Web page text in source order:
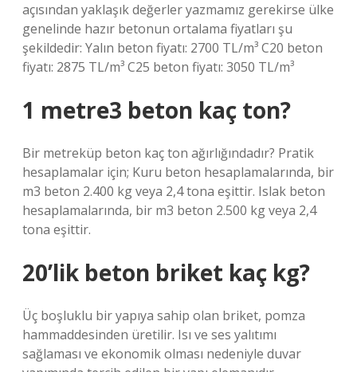
açısından yaklaşık değerler yazmamız gerekirse ülke
genelinde hazır betonun ortalama fiyatları şu
şekildedir: Yalın beton fiyatı: 2700 TL/m³ C20 beton
fiyatı: 2875 TL/m³ C25 beton fiyatı: 3050 TL/m³
1 metre3 beton kaç ton?
Bir metreküp beton kaç ton ağırlığındadır? Pratik
hesaplamalar için; Kuru beton hesaplamalarında, bir
m3 beton 2.400 kg veya 2,4 tona eşittir. Islak beton
hesaplamalarında, bir m3 beton 2.500 kg veya 2,4
tona eşittir.
20’lik beton briket kaç kg?
Üç boşluklu bir yapıya sahip olan briket, pomza
hammaddesinden üretilir. Isı ve ses yalıtımı
sağlaması ve ekonomik olması nedeniyle duvar